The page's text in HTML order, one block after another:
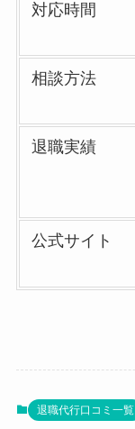
対応時間
相談方法
退職実績
公式サイト
退職代行口コミ一覧